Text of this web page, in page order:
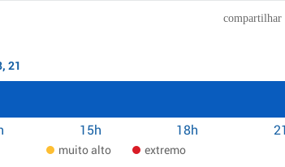
21
15h 18h
muito alto extremo